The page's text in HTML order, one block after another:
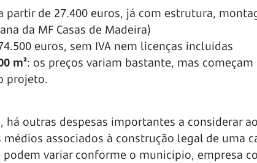
partir de 27.400 euros, já com estrutura,
da MF Casas de Madeira)
euros, sem IVA nem licenças incluídas
m²: os preços variam bastante, mas começam
projeto.
há outras despesas importantes a considerar
associados à construção legal de uma
variar conforme o município, empresa